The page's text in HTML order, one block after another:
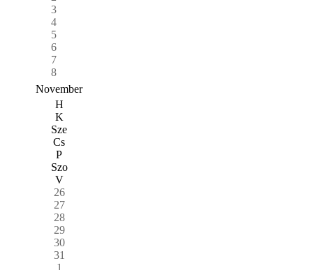
3
4
5
6
7
8
November
H
K
Sze
Cs
P
Szo
V
26
27
28
29
30
31
1